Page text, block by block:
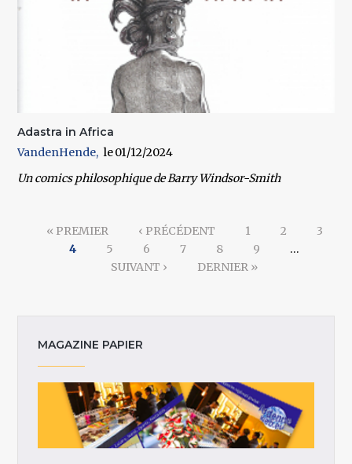
Adastra in Africa
VandenHende
01/12/2024
Un comics philosophique de Barry Windsor-Smith
« PREMIER ‹ PRÉCÉDENT 1 2
3
4
5 6 7 8 9
…
SUIVANT ›
DERNIER »
MAGAZINE PAPIER